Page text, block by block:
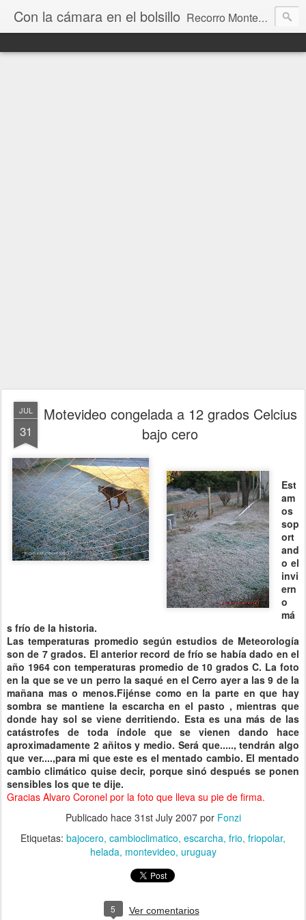
Con la cámara en el bolsillo Recorro Montevideo y el mundo. Fotos e historias de aquí y allá.
JUL
31
Motevideo congelada a 12 grados Celcius
bajo cero
Est
am
os
sop
ort
and
o el
invi
ern
o
má
s frío de la historia.
Las temperaturas promedio según estudios de Meteorología
son de 7 grados. El anterior record de frío se había dado en el
año 1964 con temperaturas promedio de 10 grados C. La foto
en la que se ve un perro la saqué en el Cerro ayer a las 9 de la
mañana mas o menos.Fijénse como en la parte en que hay
sombra se mantiene la escarcha en el pasto , mientras que
donde hay sol se viene derritiendo. Esta es una más de las
catástrofes de toda índole que se vienen dando hace
aproximadamente 2 añitos y medio. Será que....., tendrán algo
que ver....,para mi que este es el mentado cambio. El mentado
cambio climático quise decir, porque sinó después se ponen
sensibles los que te dije.
Gracias Alvaro Coronel por la foto que lleva su pie de firma.
Publicado hace 31st July 2007por Fonzi
Etiquetas: bajocero cambioclimatico escarcha frio friopolar
helada montevideo uruguay
5 Ver comentarios